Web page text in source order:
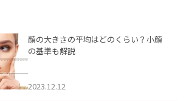
顔の大きさの平均はどのくらい？小顔
の基準も解説
2023.12.12